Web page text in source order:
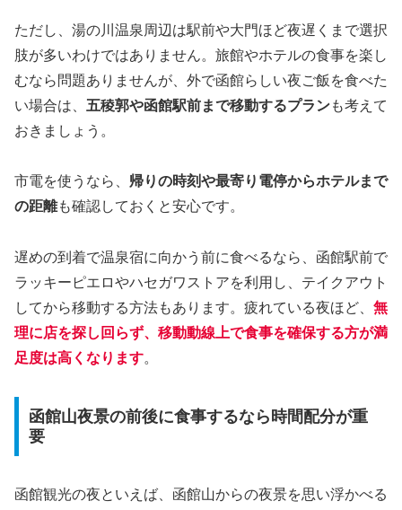
ただし、湯の川温泉周辺は駅前や大門ほど夜遅くまで選択
肢が多いわけではありません。旅館やホテルの食事を楽し
むなら問題ありませんが、外で函館らしい夜ご飯を食べた
い場合は、 五稜郭や函館駅前まで移動するプランも考えて
おきましょう。
市電を使うなら、 帰りの時刻や最寄り電停からホテルまで
の距離も確認しておくと安心です。
遅めの到着で温泉宿に向かう前に食べるなら、函館駅前で
ラッキーピエロやハセガワストアを利用し、テイクアウト
してから移動する方法もあります。疲れている夜ほど、 無
理に店を探し回らず、移動動線上で食事を確保する方が満
足度は高くなります。
函館山夜景の前後に食事するなら時間配分が重
要
函館観光の夜といえば、函館山からの夜景を思い浮かべる